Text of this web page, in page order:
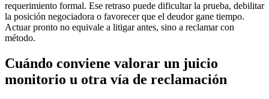
requerimiento formal. Ese retraso puede dificultar la prueba, debilitar
la posición negociadora o favorecer que el deudor gane tiempo.
Actuar pronto no equivale a litigar antes, sino a reclamar con
método.
Cuándo conviene valorar un juicio
monitorio u otra vía de reclamación